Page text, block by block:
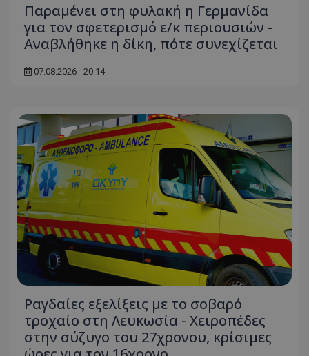
Παραμένει στη φυλακή η Γερμανίδα
για τον σφετερισμό ε/κ περιουσιών -
Αναβλήθηκε η δίκη, πότε συνεχίζεται
07.08.2026 - 20:14
Ραγδαίες εξελίξεις με το σοβαρό
τροχαίο στη Λευκωσία - Χειροπέδες
στην σύζυγο του 27χρονου, κρίσιμες